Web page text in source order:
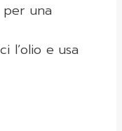
per una
l’olio e usa